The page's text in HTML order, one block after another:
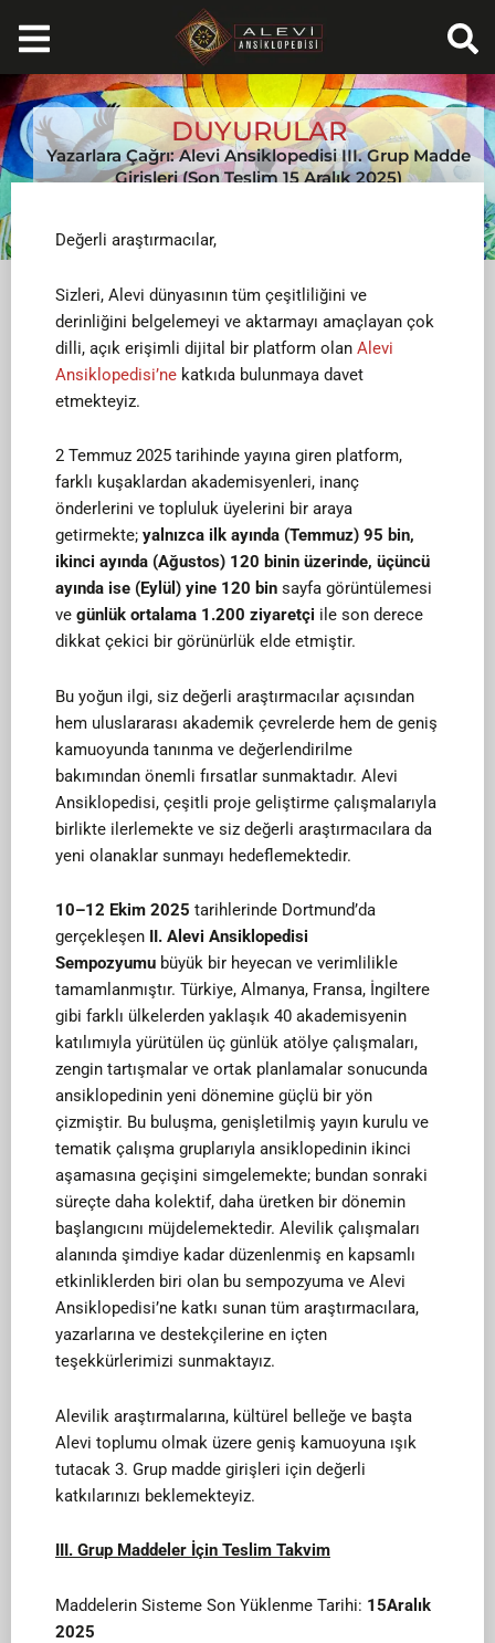
atla
DUYURULAR
Yazarlara Çağrı: Alevi Ansiklopedisi III. Grup Madde
Girişleri (Son Teslim 15 Aralık 2025)
Değerli araştırmacılar,
Sizleri, Alevi dünyasının tüm çeşitliliğini ve
derinliğini belgelemeyi ve aktarmayı amaçlayan çok
dilli, açık erişimli dijital bir platform olan Alevi
Ansiklopedisi’ne katkıda bulunmaya davet
etmekteyiz.
2 Temmuz 2025 tarihinde yayına giren platform,
farklı kuşaklardan akademisyenleri, inanç
önderlerini ve topluluk üyelerini bir araya
getirmekte; yalnızca ilk ayında (Temmuz) 95 bin,
ikinci ayında (Ağustos) 120 binin üzerinde, üçüncü
ayında ise (Eylül) yine 120 bin sayfa görüntülemesi
ve günlük ortalama 1.200 ziyaretçi ile son derece
dikkat çekici bir görünürlük elde etmiştir.
Bu yoğun ilgi, siz değerli araştırmacılar açısından
hem uluslararası akademik çevrelerde hem de geniş
kamuoyunda tanınma ve değerlendirilme
bakımından önemli fırsatlar sunmaktadır. Alevi
Ansiklopedisi, çeşitli proje geliştirme çalışmalarıyla
birlikte ilerlemekte ve siz değerli araştırmacılara da
yeni olanaklar sunmayı hedeflemektedir.
10–12 Ekim 2025 tarihlerinde Dortmund’da
gerçekleşen II. Alevi Ansiklopedisi
Sempozyumu büyük bir heyecan ve verimlilikle
tamamlanmıştır. Türkiye, Almanya, Fransa, İngiltere
gibi farklı ülkelerden yaklaşık 40 akademisyenin
katılımıyla yürütülen üç günlük atölye çalışmaları,
zengin tartışmalar ve ortak planlamalar sonucunda
ansiklopedinin yeni dönemine güçlü bir yön
çizmiştir. Bu buluşma, genişletilmiş yayın kurulu ve
tematik çalışma gruplarıyla ansiklopedinin ikinci
aşamasına geçişini simgelemekte; bundan sonraki
süreçte daha kolektif, daha üretken bir dönemin
başlangıcını müjdelemektedir. Alevilik çalışmaları
alanında şimdiye kadar düzenlenmiş en kapsamlı
etkinliklerden biri olan bu sempozyuma ve Alevi
Ansiklopedisi’ne katkı sunan tüm araştırmacılara,
yazarlarına ve destekçilerine en içten
teşekkürlerimizi sunmaktayız.
Alevilik araştırmalarına, kültürel belleğe ve başta
Alevi toplumu olmak üzere geniş kamuoyuna ışık
tutacak 3. Grup madde girişleri için değerli
katkılarınızı beklemekteyiz.
III. Grup Maddeler İçin Teslim Takvim
Maddelerin Sisteme Son Yüklenme Tarihi: 15Aralık
2025